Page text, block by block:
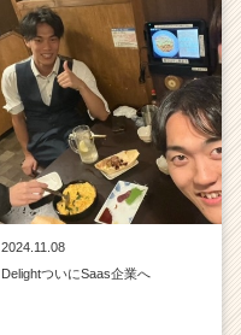
2024.11.08
DelightついにSaas企業へ